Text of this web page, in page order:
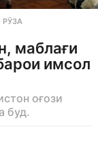
,РӮЗА
маблағи
имсол
оғози
буд.